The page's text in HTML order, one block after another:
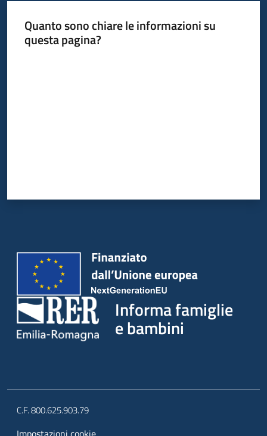
Quanto sono chiare le informazioni su
questa pagina?
Informa famiglie
e bambini
C.F. 800.625.903.79